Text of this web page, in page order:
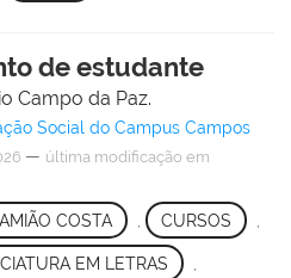
de estudante
Campo da Paz.
Social do Campus Campos
— última modificação em
COSTA CURSOS
EM LETRAS